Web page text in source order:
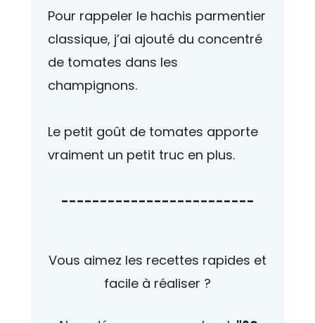
Pour rappeler le hachis parmentier
classique, j’ai ajouté du concentré
de tomates dans les
champignons.
Le petit goût de tomates apporte
vraiment un petit truc en plus.
-------------------------
Vous aimez les recettes rapides et
facile à réaliser ?